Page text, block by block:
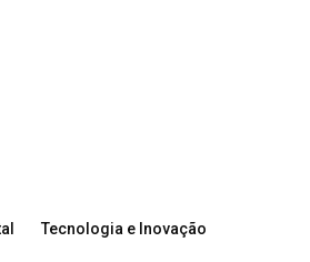
Tecnologia e Inovação